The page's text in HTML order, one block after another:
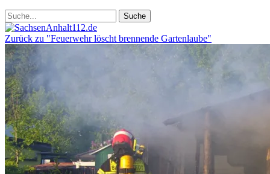
Zurück zu "Feuerwehr löscht brennende Gartenlaube"